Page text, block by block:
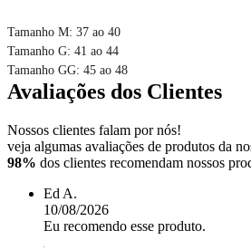
Tamanho M: 37 ao 40
Tamanho G: 41 ao 44
Tamanho GG: 45 ao 48
Avaliações dos Clientes
Nossos clientes falam por nós!
veja algumas avaliações de produtos da
98% dos clientes recomendam nossos
Ed A.
10/08/2026
Eu recomendo esse produto.